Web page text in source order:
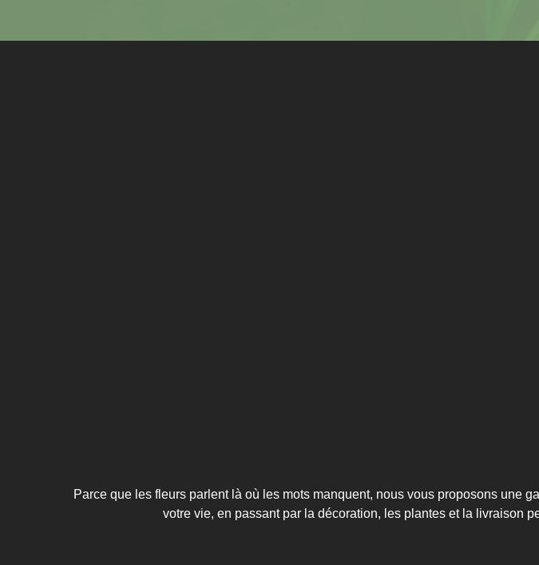
Parce que les fleurs parlent là où les mots manquent, nous vous proposons une
votre vie, en passant par la décoration, les plantes et la livraison